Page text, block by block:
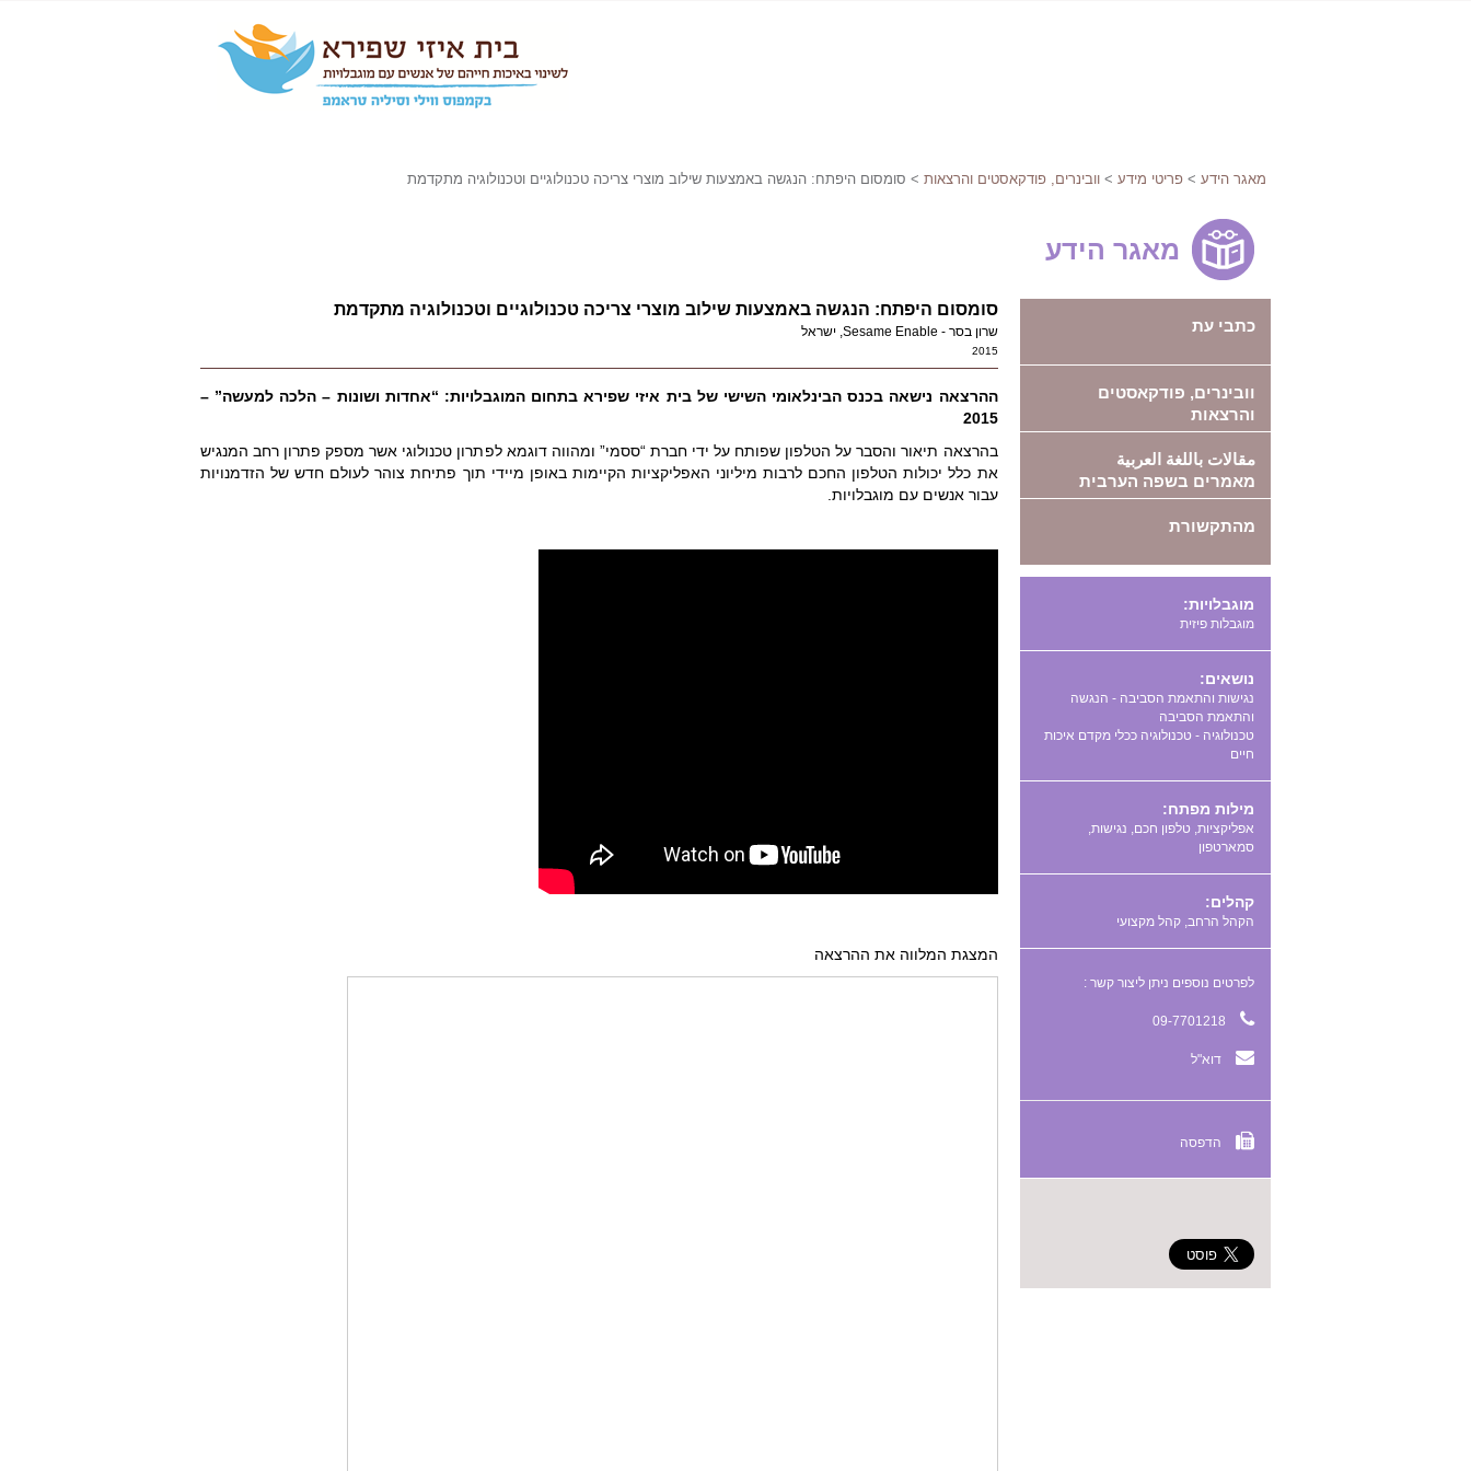
מאגר הידע > פריטי מידע > וובינרים, פודקאסטים והרצאות > סומסום היפתח: הנגשה באמצעות שילוב מוצרי צריכה טכנולוגיים וטכנולוגיה מתקדמת
מאגר הידע
סומסום היפתח: הנגשה באמצעות שילוב מוצרי צריכה טכנולוגיים וטכנולוגיה מתקדמת
שרון בסר - Sesame Enable, ישראל
2015
ההרצאה נישאה בכנס הבינלאומי השישי של בית איזי שפירא בתחום המוגבלויות: “אחדות ושונות – הלכה למעשה” –
2015
בהרצאה תיאור והסבר על הטלפון שפותח על ידי חברת “ססמי” ומהווה דוגמא לפתרון טכנולוגי אשר מספק פתרון רחב המנגיש
את כלל יכולות הטלפון החכם לרבות מיליוני האפליקציות הקיימות באופן מיידי תוך פתיחת צוהר לעולם חדש של הזדמנויות
עבור אנשים עם מוגבלויות.
המצגת המלווה את ההרצאה
כתבי עת
וובינרים, פודקאסטים
והרצאות
مقالات باللغة العربية
מאמרים בשפה הערבית
מהתקשורת
מוגבלויות:
מוגבלות פיזית
נושאים:
נגישות והתאמת הסביבה - הנגשה
והתאמת הסביבה
טכנולוגיה - טכנולוגיה ככלי מקדם איכות
חיים
מילות מפתח:
,
,
,
קהלים:
הקהל הרחב, קהל מקצועי
לפרטים נוספים ניתן ליצור קשר :
דוא"ל
הדפסה